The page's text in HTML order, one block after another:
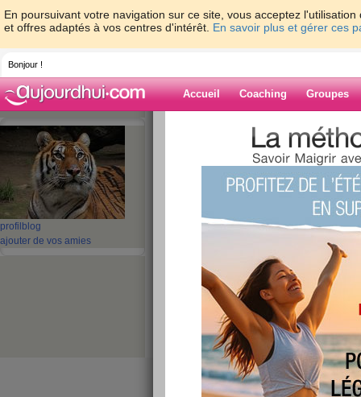
En poursuivant votre navigation sur ce site, vous acceptez
et offres adaptés à vos centres d'intérêt. En savoir plus et gérer ces
Bonjour !
Accueil Coaching Groupes
profil blog
ajouter de vos amies
> > pause
Blog de
pause